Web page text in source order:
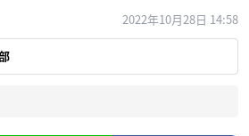
2022年10月28日 14:58